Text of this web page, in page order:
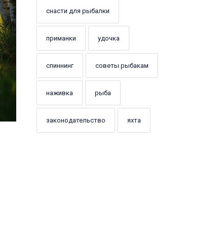
снасти для рыбалки
приманки удочка
спиннинг советы рыбакам
наживка рыба
законодательство яхта